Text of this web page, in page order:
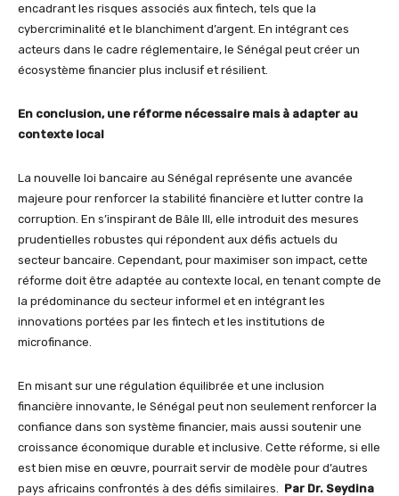
encadrant les risques associés aux fintech, tels que la
cybercriminalité et le blanchiment d’argent. En intégrant ces
acteurs dans le cadre réglementaire, le Sénégal peut créer un
écosystème financier plus inclusif et résilient.
En conclusion, une réforme nécessaire mais à adapter au
contexte local
La nouvelle loi bancaire au Sénégal représente une avancée
majeure pour renforcer la stabilité financière et lutter contre la
corruption. En s’inspirant de Bâle III, elle introduit des mesures
prudentielles robustes qui répondent aux défis actuels du
secteur bancaire. Cependant, pour maximiser son impact, cette
réforme doit être adaptée au contexte local, en tenant compte de
la prédominance du secteur informel et en intégrant les
innovations portées par les fintech et les institutions de
microfinance.
En misant sur une régulation équilibrée et une inclusion
financière innovante, le Sénégal peut non seulement renforcer la
confiance dans son système financier, mais aussi soutenir une
croissance économique durable et inclusive. Cette réforme, si elle
est bien mise en œuvre, pourrait servir de modèle pour d’autres
pays africains confrontés à des défis similaires. Par Dr. Seydina